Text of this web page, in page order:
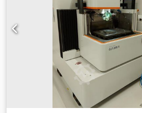
Commande : Sodick LN1W Conicité :
Uvpdspfx Ab Ejr Diamètre du fil :